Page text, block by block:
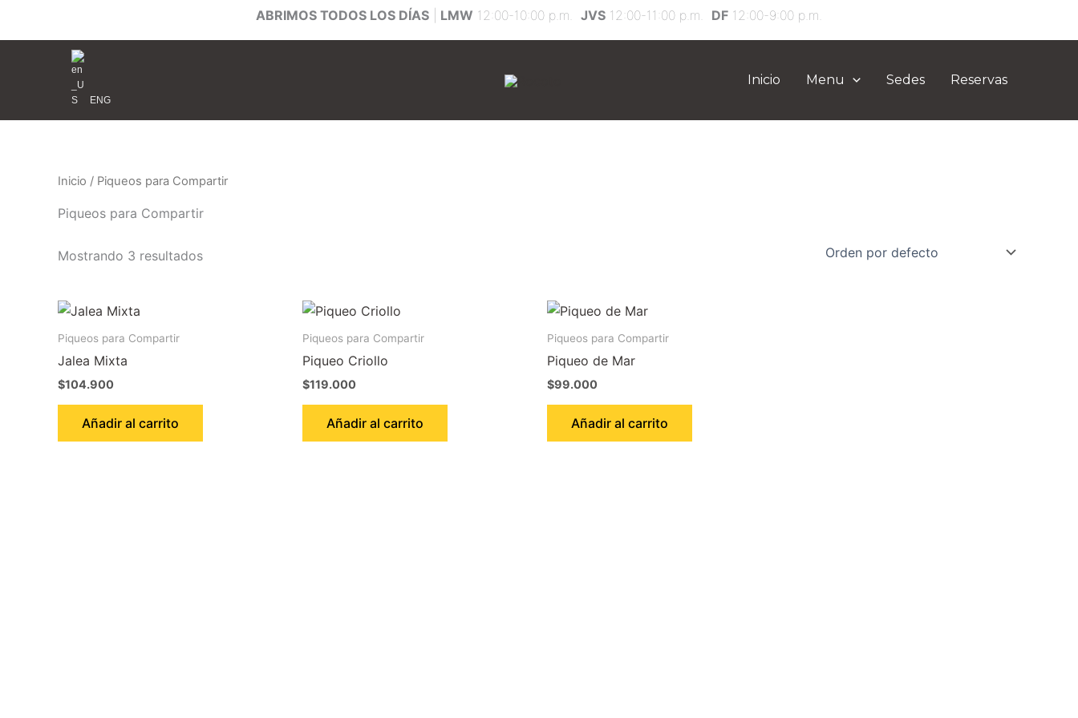
ABRIMOS TODOS LOS DÍAS LMW 12:00-10:00 p.m. JVS 12:00-11:00 p.m. DF 12:00-9:00 p.m.
ENG
Inicio Menu Sedes Reservas
Inicio / Piqueos para Compartir
Piqueos para Compartir
Mostrando 3 resultados
Piqueos para Compartir
Jalea Mixta
$104.900
Añadir al carrito
Piqueos para Compartir
Piqueo Criollo
$119.000
Añadir al carrito
Piqueos para Compartir
Piqueo de Mar
$99.000
Añadir al carrito